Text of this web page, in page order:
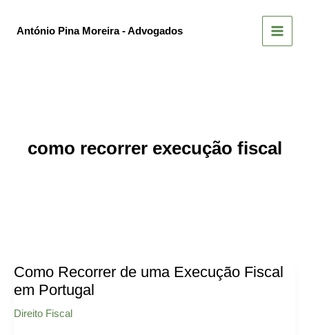
António Pina Moreira - Advogados
como recorrer execução fiscal
Como Recorrer de uma Execução Fiscal
em Portugal
Direito Fiscal